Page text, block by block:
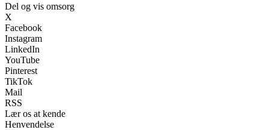
Del og vis omsorg
X
Facebook
Instagram
LinkedIn
YouTube
Pinterest
TikTok
Mail
RSS
Lær os at kende
Henvendelse